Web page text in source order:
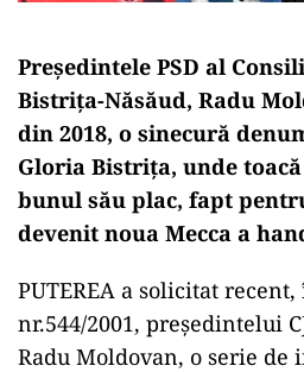
Președintele PSD al
Bistrița-Năsăud, Radu
din 2018, o sinecură
Gloria Bistrița, unde
bunul său plac, fapt
devenit noua Mecca a
PUTEREA a solicitat
nr.544/2001, președintelui
Radu Moldovan, o serie